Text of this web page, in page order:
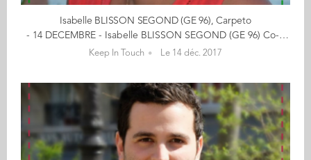
Isabelle BLISSON SEGOND (GE 96), Carpeto
- 14 DECEMBRE - Isabelle BLISSON SEGOND (GE 96) Co-fondatrice de CARPETO Offrez à vos enfants des tapis de jeux en cliquant ici De l'automobile aux tapis de jeu : itinéraire d'une maman comblée ! Fraichement sortie d'Audencia en 1996 avec l'envie d'avoir une expérience professionnelle à l'étranger, j'ai mis le cap sur l'Allemagne puis le Royaume Uni, chez Valeo, en tant que Chef de Produit Embrayages. 2 ans plus tard, la CCI du Havre m'ouvre ses portes pour prendre en charge la communication de l'aéroport et des ponts de Normandie et Tancarville. Les années passant, 4 petites têtes plus ou moins blondes ont vu le jour et j'ai découvert de nouvelles occupations : jouer aux playmobils, aux légos, construire des tours en Kapla, passer des heures à construire puis à déconstruire des univers ... et me voilà en Bretagne, aux pays des korrigans ! Après une expérience de 3 années dans l'enseignement, je me suis lancée dans l'aventure Carpeto, avec le désir de proposer aux enfants des décors de jeux, leur permettant d'inventer des histoires pour leurs figurines préférées (legos, playmos, ...), et de stimuler leur imagination ! Avec des designs esthétiques et épurés, une matière novatrice, nos tapis de jeu ont très vite rencontré un vif succès auprès des enfants et de leurs parents, ainsi que des professionnels de l'enfance (écoles, crèches, cabinets médicaux). De mon côté, je découvre les joies de l'entreprenariat et ses challenges au quotidien dans une ambiance "start-up"! << (re)découvrez l'ensemble de votre CALENDRIER DE L'AVENT ici >> Découvrez les entreprises des entrepreneurs ici...
Keep In Touch Le 14 déc. 2017